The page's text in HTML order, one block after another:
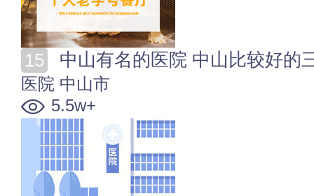
中山有名的医院 中山比较好的
医院 中山市
5.5w+